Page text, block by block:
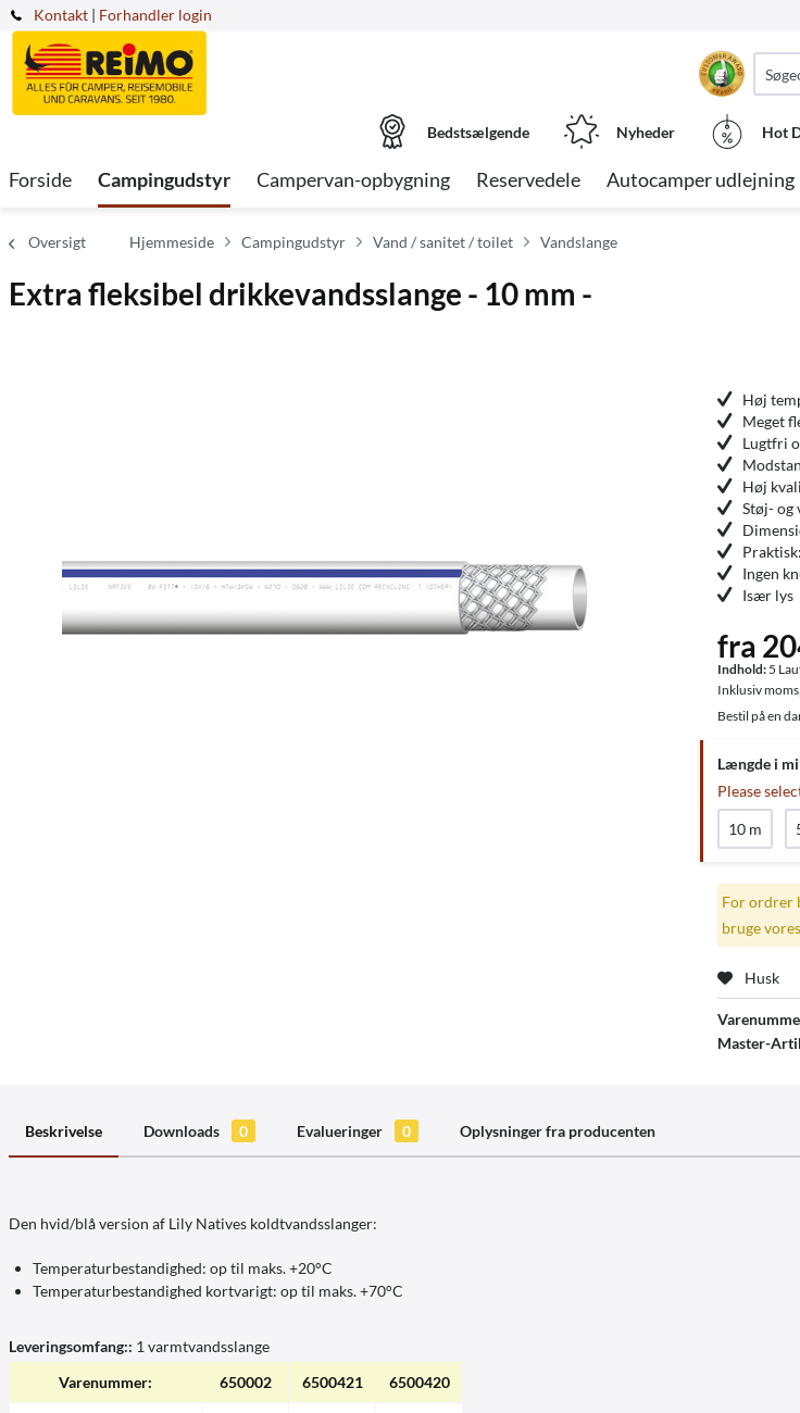
Kontakt | Forhandler login
Bedstsælgende Nyheder Hot
Forside Campingudstyr Campervan-opbygning Reservedele Autocamper udlejning
Oversigt Hjemmeside Campingudstyr Vand / sanitet / toilet Vandslange
Extra fleksibel drikkevandsslange - 10 mm -
Høj
Meget
Lugtfri
Høj
Støj- og
Ingen
Især lys
fra
Indhold: 5
Inklusiv moms,
Bestil på en
Længde i
Please
10 m
For ordrer
bruge
Husk
Master-
Beskrivelse Downloads 0 Evalueringer 0 Oplysninger fra producenten
Den hvid/blå version af Lily Natives koldtvandsslanger:
Temperaturbestandighed: op til maks. +20°C
Temperaturbestandighed kortvarigt: op til maks. +70°C
Leveringsomfang:: 1 varmtvandsslange
Varenummer:
650002 6500421
6500420